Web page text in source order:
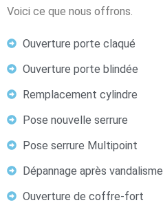
Voici ce que nous offrons.
Ouverture porte claqué
Ouverture porte blindée
Remplacement cylindre
Pose nouvelle serrure
Pose serrure Multipoint
Dépannage après vandalisme
Ouverture de coffre-fort